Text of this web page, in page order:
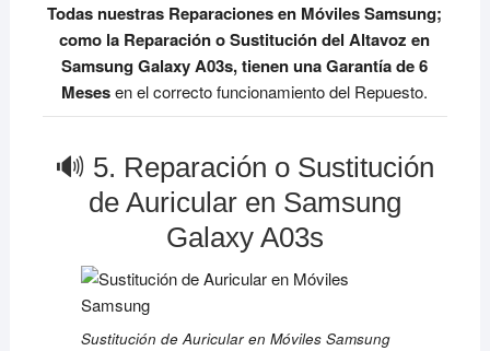
Todas nuestras Reparaciones en Móviles Samsung;
como la Reparación o Sustitución del Altavoz en
Samsung Galaxy A03s, tienen una Garantía de 6
Mesesen el correcto funcionamiento del Repuesto.
🔊 5. Reparación o Sustitución
de Auricular en Samsung
Galaxy A03s
Sustitución de Auricular en Móviles Samsung